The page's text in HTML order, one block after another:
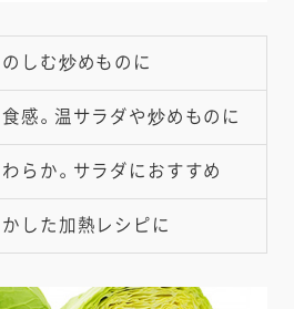
しむ炒めものに
感。温サラダや炒めものに
らか。サラダにおすすめ
した加熱レシピに